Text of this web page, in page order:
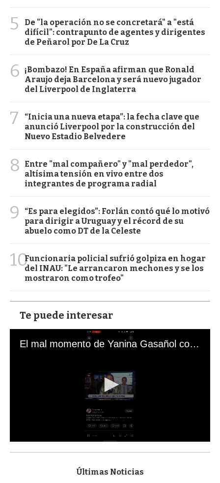
5
De "la operación no se concretará" a "está
difícil": contrapunto de agentes y dirigentes
de Peñarol por De La Cruz
6
¡Bombazo! En España afirman que Ronald
Araujo deja Barcelona y será nuevo jugador
del Liverpool de Inglaterra
7
“Inicia una nueva etapa”: la fecha clave que
anunció Liverpool por la construcción del
Nuevo Estadio Belvedere
8
Entre "mal compañero" y "mal perdedor",
altísima tensión en vivo entre dos
integrantes de programa radial
9
“Es para elegidos”: Forlán contó qué lo motivó
para dirigir a Uruguay y el récord de su
abuelo como DT de la Celeste
10Funcionaria policial sufrió golpiza en hogar
del INAU: "Le arrancaron mechones y se los
mostraron como trofeo"
Te puede interesar
El mal momento de Yanina Gasañol con un hincha argentino en "Subrayado"
s
Últimas Noticias